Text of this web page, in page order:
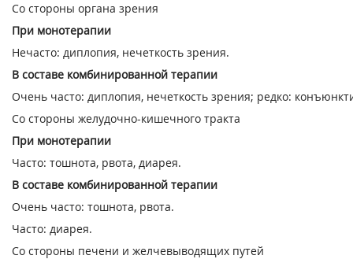
Со стороны органа зрения
При монотерапии
Нечасто: диплопия, нечеткость зрения.
В составе комбинированной терапии
Очень часто: диплопия, нечеткость зрения; редко:
Со стороны желудочно-кишечного тракта
При монотерапии
Часто: тошнота, рвота, диарея.
В составе комбинированной терапии
Очень часто: тошнота, рвота.
Часто: диарея.
Со стороны печени и желчевыводящих путей